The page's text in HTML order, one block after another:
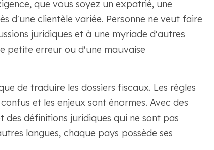
que vous soyez un expatrié, une
d'une clientèle variée. Personne ne veut faire
juridiques et à une myriade d'autres
petite erreur ou d'une mauvaise
de traduire les dossiers fiscaux. Les règles
et les enjeux sont énormes. Avec des
des définitions juridiques qui ne sont pas
langues, chaque pays possède ses